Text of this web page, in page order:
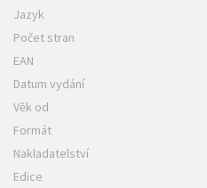
Jazyk
Počet stran
EAN
Datum vydání
Věk od
Formát
Nakladatelství
Edice